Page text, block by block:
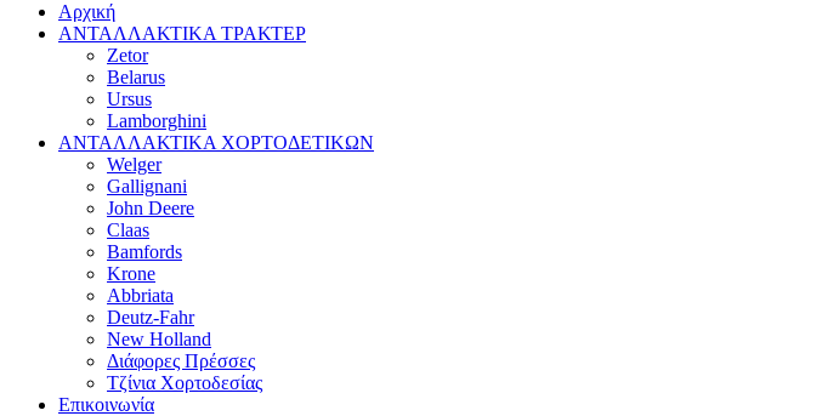
Αρχική
ΑΝΤΑΛΛΑΚΤΙΚΑ ΤΡΑΚΤΕΡ
Zetor
Belarus
Ursus
Lamborghini
ΑΝΤΑΛΛΑΚΤΙΚΑ ΧΟΡΤΟΔΕΤΙΚΩΝ
Welger
Gallignani
John Deere
Claas
Bamfords
Krone
Abbriata
Deutz-Fahr
New Holland
Διάφορες Πρέσσες
Τζίνια Χορτοδεσίας
Επικοινωνία